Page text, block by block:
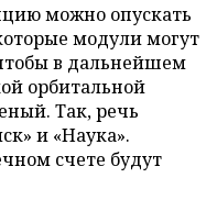
можно опускать
модули могут
в дальнейшем
орбитальной
Так, речь
и «Наука».
счете будут